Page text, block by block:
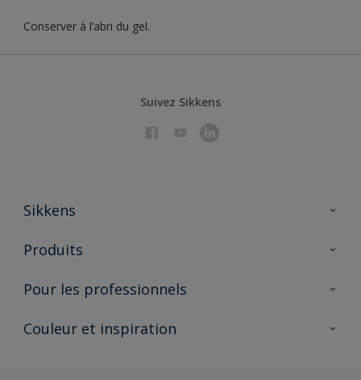
Conserver à l’abri du gel.
Suivez Sikkens
Sikkens
À propos de Sikkens
Durabilité
Produits
Produits pour l’intérieur
Trouver un point de vente
Pour les professionnels
Partenaires Sikkens 🔗
Couleur et inspiration